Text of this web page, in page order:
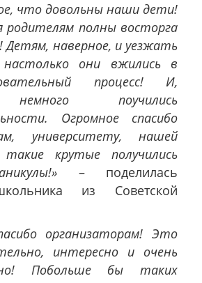
что довольны наши дети!
родителям полны восторга
Детям, наверное, и уезжать
они вжились в
процесс! И,
поучились
Огромное спасибо
университету, нашей
крутые получились
– поделилась
из Советской
организаторам! Это
интересно и очень
Побольше бы таких